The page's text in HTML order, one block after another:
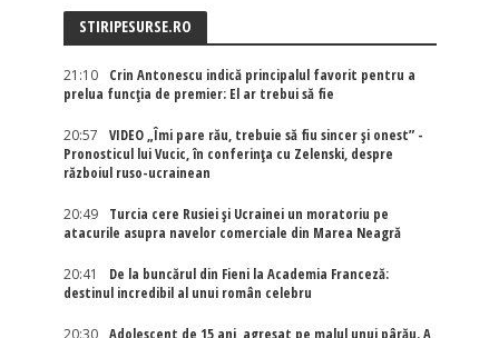
STIRIPESURSE.RO
21:10
Crin Antonescu indică principalul favorit pentru a
prelua funcția de premier: El ar trebui să fie
20:57
VIDEO „Îmi pare rău, trebuie să fiu sincer și onest” -
Pronosticul lui Vucic, în conferința cu Zelenski, despre
războiul ruso-ucrainean
20:49
Turcia cere Rusiei și Ucrainei un moratoriu pe
atacurile asupra navelor comerciale din Marea Neagră
20:41
De la buncărul din Fieni la Academia Franceză:
destinul incredibil al unui român celebru
20:30
Adolescent de 15 ani, agresat pe malul unui pârău. A